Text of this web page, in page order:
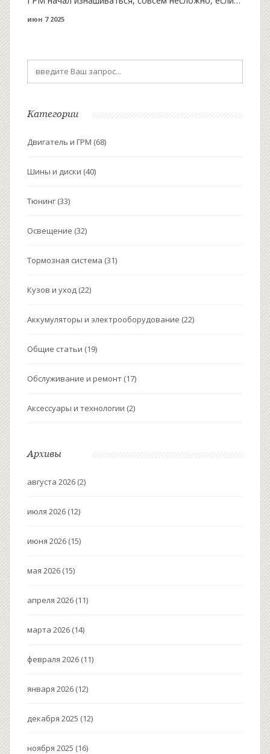
признаках плохого ремня и почему так важна
советы помогут определить, когда стоит
задуматься о замене.
июн 7 2025
Категории
Двигатель и ГРМ (68)
Шины и диски (40)
Тюнинг (33)
Освещение (32)
Тормозная система (31)
Кузов и уход (22)
Аккумуляторы и электрооборудование (22)
Общие статьи (19)
Обслуживание и ремонт (17)
Аксессуары и технологии (2)
Архивы
августа 2026 (2)
июля 2026 (12)
июня 2026 (15)
мая 2026 (15)
апреля 2026 (11)
марта 2026 (14)
февраля 2026 (11)
января 2026 (12)
декабря 2025 (12)
ноября 2025 (16)